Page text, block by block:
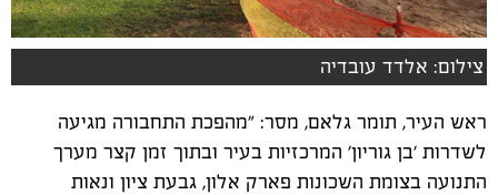
צילום: אלדד עובדיה
ראש העיר, תומר גלאם, מסר: "מהפכת התחבורה מגיעה
לשדרות ׳בן גוריון׳ המרכזיות בעיר ובתוך זמן קצר מערך
התנועה בצומת השכונות פארק אלון, גבעת ציון ונאות